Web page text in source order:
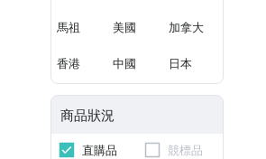
馬祖 美國 加拿大
香港 中國 日本
商品狀況
直購品
競標品